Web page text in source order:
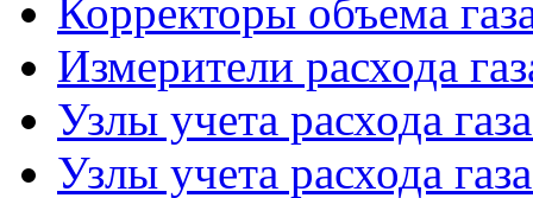
Корректоры объема
Измерители расхода
Узлы учета расхода
Узлы учета расхода